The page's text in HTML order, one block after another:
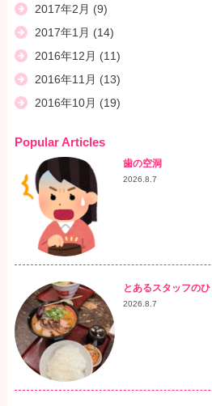
2017年2月 (9)
2017年1月 (14)
2016年12月 (11)
2016年11月 (13)
2016年10月 (19)
Popular Articles
歯の空洞
2026.8.7
とあるスタッフの
2026.8.7